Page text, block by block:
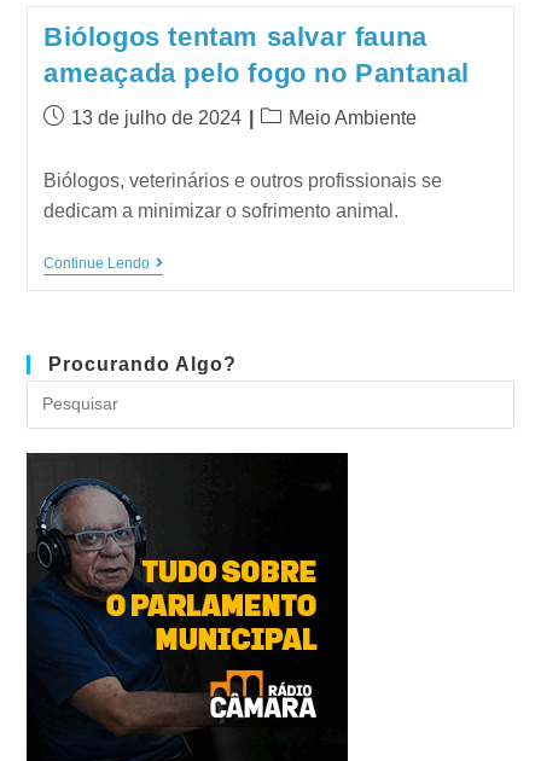
Biólogos tentam salvar fauna
ameaçada pelo fogo no Pantanal
13 de julho de 2024 Meio Ambiente
Biólogos, veterinários e outros profissionais se
dedicam a minimizar o sofrimento animal.
Continue Lendo
Procurando Algo?